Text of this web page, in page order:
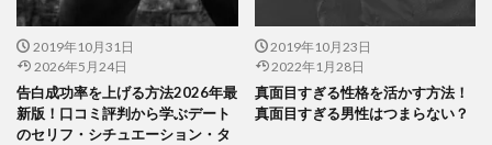
2019年10月31日
2026年5月24日
告白成功率を上げる方法2026年最
新版！口コミ評判から学ぶデート
のセリフ・シチュエーション・タ
2019年10月23日
2022年1月28日
真面目すぎる性格を活かす方法！
真面目すぎる男性はつまらない？